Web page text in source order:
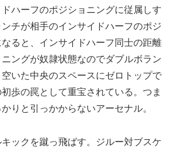
ハーフのポジショニングに従属しす
チが相手のインサイドハーフのポジ
ると、インサイドハーフ同士の距離
ングが奴隷状態なのでダブルボラン
いた中央のスペースにゼロトップで
歩の罠として重宝されている。つま
りと引っかからないアーセナル。
ックを蹴っ飛ばす。ジルー対ブスケ